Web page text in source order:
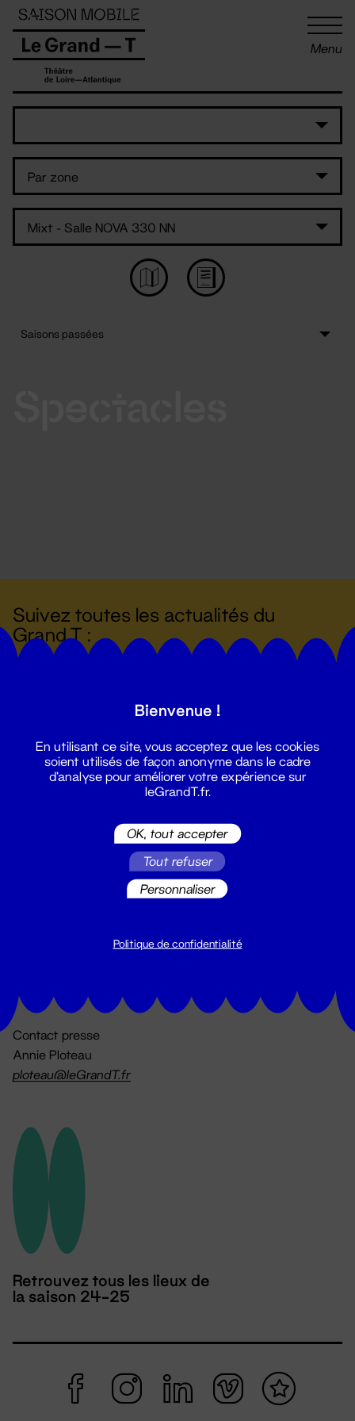
Menu
Suivez toutes les actualités du
Grand T :
billetterie@leGrandT.fr
Contact presse
Annie Ploteau
ploteau@leGrandT.fr
Retrouvez tous les lieux de
la saison 24-25
Panneau de gestion des cookies
Bienvenue !
En utilisant ce site, vous acceptez que les cookies
soient utilisés de façon anonyme dans le cadre
d'analyse pour améliorer votre expérience sur
leGrandT.fr.
OK, tout accepter
Tout refuser
Personnaliser
Politique de confidentialité